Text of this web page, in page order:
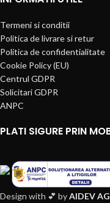
Termeni si conditii
Politica de livrare si retur
Politica de confidentialitate
Cookie Policy (EU)
Centrul GDPR
Solicitari GDPR
ANPC
PLATI SIGURE PRIN
Design with 💕 byAIDEV